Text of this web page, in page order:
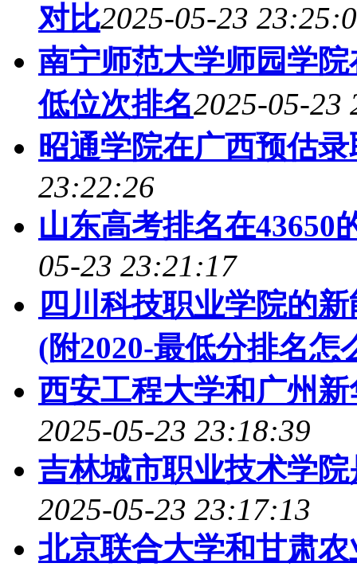
对比2025-05-23
南宁师范大学师园学
低位次排名2025-05-23
昭通学院在广西预估
23:22:26
山东高考排名在43650
05-23 23:21:17
四川科技职业学院的
(附2020-最低分排名怎
西安工程大学和广州
2025-05-23 23:18:39
吉林城市职业技术学院
2025-05-23 23:17:13
北京联合大学和甘肃